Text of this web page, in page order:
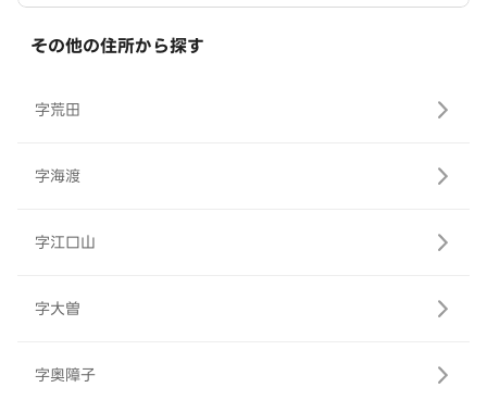
その他の住所から探す
字荒田
字海渡
字江口山
字大曽
字奥障子